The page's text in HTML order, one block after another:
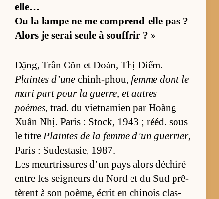
el­le…
Ou la lampe ne me com­prend-elle pas ?
Alors je se­rai seule à souf­frir ? »
Đặng, Trần Côn et Đoàn, Thị Điểm.
Plaintes d’une chinh-phou, femme dont le
mari part pour la guer­re, et autres
poèmes, trad. du viet­na­mien par Hoàng
Xuân Nhị. Pa­ris : Sto­ck, 1943 ; ré­éd. sous
le titre Plaintes de la femme d’un guer­rier,
Pa­ris : Su­des­ta­sie, 1987.
Les meur­tris­sures d’un pays alors dé­chiré
entre les sei­gneurs du Nord et du Sud prê­
tèrent à son poè­me, écrit en chi­nois clas­